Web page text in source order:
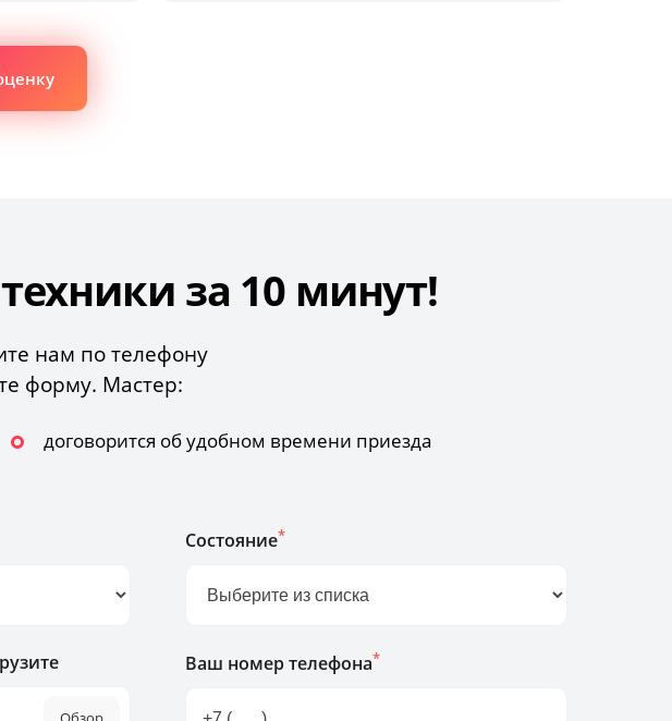
за 10 минут!
нам по телефону
форму. Мастер:
договорится об удобном времени приезда
Состояние*
Ваш номер телефона*